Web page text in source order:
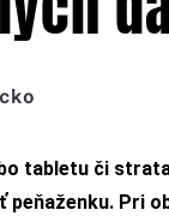
tabletu či
peňaženku. Pri